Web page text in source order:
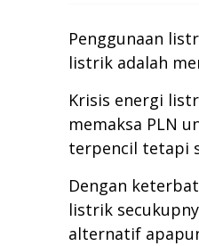
Penggunaan
listrik adalah
Krisis energi
memaksa PLN
terpencil tetapi
Dengan
listrik
alternatif